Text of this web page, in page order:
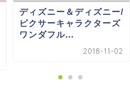
ディズニー＆ディズニー/
ピクサーキャラクターズ
ワンダフル...
2018-11-02